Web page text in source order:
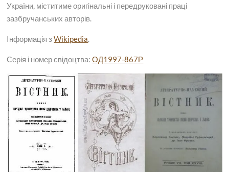
України, міститиме оригінальні і передруковані праці
зазбручанських авторів.
Iнформація зWikipedia
Серія і номер свідоцтва:ОД1997-867Р